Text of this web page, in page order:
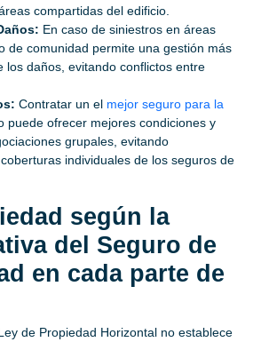
compartidas del edificio.
En caso de siniestros en áreas
de comunidad permite una gestión más
los daños, evitando conflictos entre
Contratar un el mejor seguro para la
puede ofrecer mejores condiciones y
grupales, evitando
individuales de los seguros de
según la
del Seguro de
en cada parte de
de Propiedad Horizontal no establece